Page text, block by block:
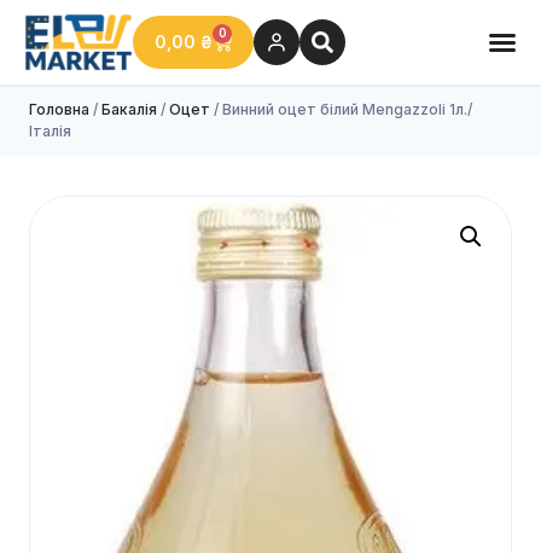
0,00 ₴ 0
Головна / Бакалія / Оцет / Винний оцет білий Mengazzoli 1л./
Італія